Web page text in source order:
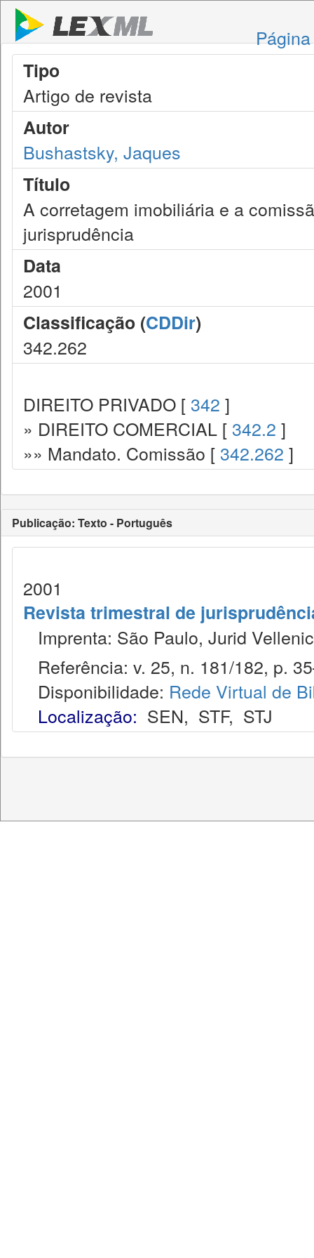
Tipo
Artigo de revista
Autor
Bushastsky, Jaques
Título
A corretagem imobiliária e a
jurisprudência
Data
2001
Classificação (CDDir)
342.262
DIREITO PRIVADO [ 342 ]
» DIREITO COMERCIAL [ 342.2 ]
»» Mandato. Comissão [ 342.262 ]
Publicação: Texto - Português
2001
Revista trimestral de
Imprenta: São Paulo, Jurid
Referência: v. 25, n. 181/182, p.
Disponibilidade: Rede Virtual de
Localização: SEN, STF, STJ